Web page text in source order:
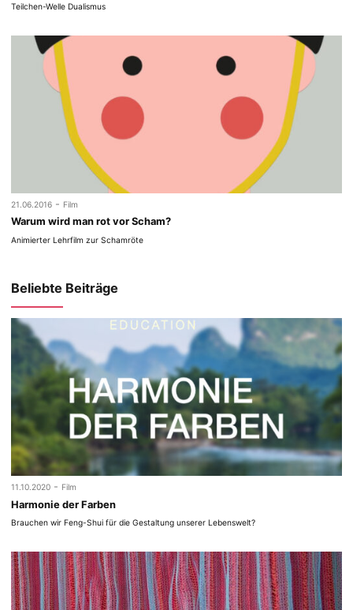
Teilchen-Welle Dualismus
21.06.2016 - Film
Warum wird man rot vor Scham?
Animierter Lehrfilm zur Schamröte
Beliebte Beiträge
11.10.2020 - Film
Harmonie der Farben
Brauchen wir Feng-Shui für die Gestaltung unserer Lebenswelt?